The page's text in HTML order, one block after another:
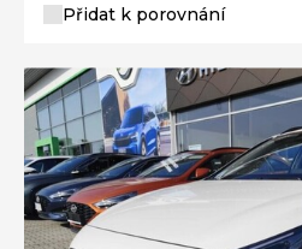
Přidat k porovnání